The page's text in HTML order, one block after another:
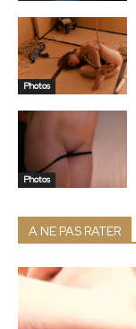
Photos
Photos
A NE PAS RATER